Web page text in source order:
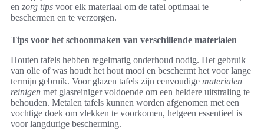
en zorg tips voor elk materiaal om de tafel optimaal te
beschermen en te verzorgen.
Tips voor het schoonmaken van verschillende materialen
Houten tafels hebben regelmatig onderhoud nodig. Het gebruik
van olie of was houdt het hout mooi en beschermt het voor lange
termijn gebruik. Voor glazen tafels zijn eenvoudige materialen
reinigen met glasreiniger voldoende om een heldere uitstraling te
behouden. Metalen tafels kunnen worden afgenomen met een
vochtige doek om vlekken te voorkomen, hetgeen essentieel is
voor langdurige bescherming.